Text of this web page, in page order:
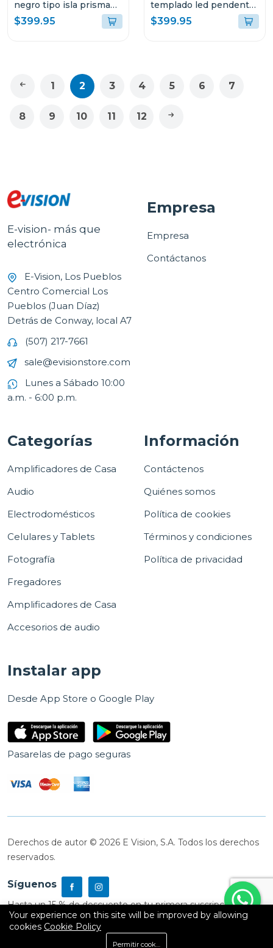
negro tipo isla prisma
touch 90
$399.95
templado led pendente
90
$399.95
1 2 3 4 5 6 7
8 9 10 11 12
E-vision- más que
electrónica
E-Vision, Los Pueblos
Centro Comercial Los
Pueblos (Juan Díaz)
Detrás de Conway, local A7
(507) 217-7661
sale@evisionstore.com
Lunes a Sábado 10:00
a.m. - 6:00 p.m.
Empresa
Empresa
Contáctanos
Categorías
Amplificadores de Casa
Audio
Electrodomésticos
Celulares y Tablets
Fotografía
Fregadores
Amplificadores de Casa
Accesorios de audio
Información
Contáctenos
Quiénes somos
Política de cookies
Términos y condiciones
Política de privacidad
Instalar app
Desde App Store o Google Play
Pasarelas de pago seguras
Derechos de autor © 2026 E Vision, S.A. Todos los derechos
reservados.
Síguenos
Hasta un 15 % de descuento en tu primera suscripción
Your experience on this site will be improved by allowing
cookies Cookie Policy
Permitir cookies